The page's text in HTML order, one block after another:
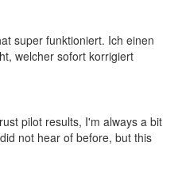
super funktioniert. Ich einen
welcher sofort korrigiert
pilot results, I'm always a bit
not hear of before, but this